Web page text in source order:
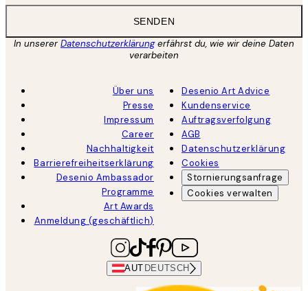
SENDEN
In unsererDatenschutzerklärungerfährst du, wie wir deine Daten
verarbeiten
Über uns
Presse
Impressum
Career
Nachhaltigkeit
Barrierefreiheitserklärung
Desenio Ambassador
Programme
Art Awards
Anmeldung (geschäftlich)
Desenio Art Advice
Kundenservice
Auftragsverfolgung
AGB
Datenschutzerklärung
Cookies
Stornierungsanfrage
Cookies verwalten
AUT DEUTSCH